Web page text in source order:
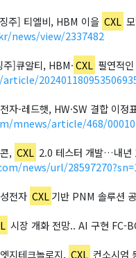
주] 티엘비, HBM 이을 CXL
news/view/2337482
]큐알티, HBM·CXL 필연적
자-레드햇, HW·SW 결합 이정
mnews/article/468/
, CXL 2.0 테스터 개발…내년
news/url/
전자 CXL 기반 PNM 솔루션
시장 개화 전망.. AI 구현 FC-
지테크놀로지, CXL 컨소시엄